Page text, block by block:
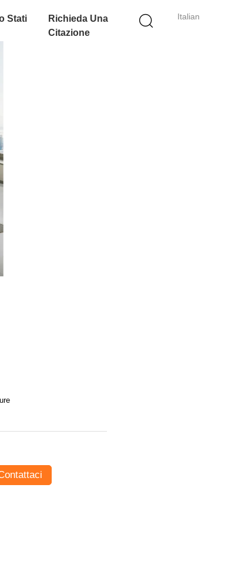
Italian
Stati
Richieda Una
Citazione